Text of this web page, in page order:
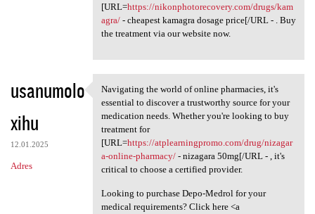
[URL=https://nikonphotorecovery.com/drugs/kam
agra/- cheapest kamagra dosage price[/URL - . Buy
the treatment via our website now.
usanumolo
xihu
12.01.2025
Adres
Navigating the world of
Navigating the world of online pharmacies, it's
essential to discover a trustworthy source for your
medication needs. Whether you're looking to buy
treatment for
[URL=https://atplearningpromo.com/drug/nizagar
a-online-pharmacy/- nizagara 50mg[/URL - , it's
critical to choose a certified provider.
Looking to purchase Depo-Medrol for your
medical requirements? Click here <a